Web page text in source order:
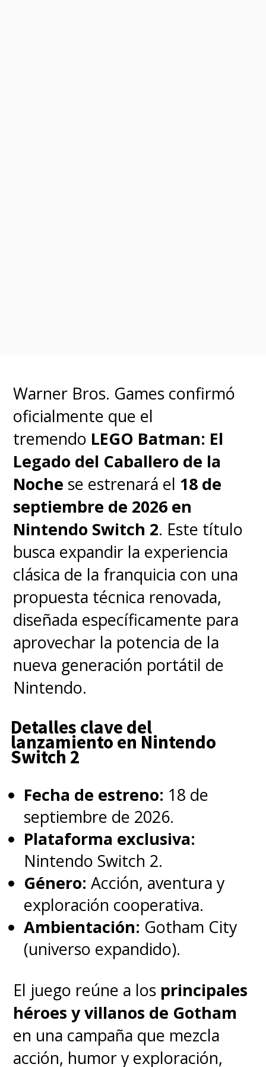
'Damian Wayne', que es el
verdadero hijo de 'Batman'
que no sabía que existía
durante los primeros ocho a
diez años de su vida. Fue
criado como un pequeño
homicida y asesino. Es mi
'Robin' preferido. Está basado
en el cómic de Grant Morrison
que es una de mis etapas
favoritas de 'Batman'. Lo
estamos preparando ahora
mismo".
Y Safran puso la guinda de la
torta: "Esto va a contar con
otros miembros de la extensa
'BatiFamilia'. Simplemente
porque sentimos que han sido
dejados fuera de las historias de
Batman en el cine durante
demasiado tiempo".
interesante es que aquella
elogiada etapa de Morrison
tuvo a "Dick Grayson" como
"Batman". Ojo ahí.
Warner Bros. Games confirmó
oficialmente que el
tremendo LEGO Batman: El
Legado del Caballero de la
Noche se estrenará el 18 de
septiembre de 2026 en
Nintendo Switch 2. Este título
busca expandir la experiencia
clásica de la franquicia con una
propuesta técnica renovada,
diseñada específicamente para
aprovechar la potencia de la
nueva generación portátil de
Nintendo.
Detalles clave del
lanzamiento en Nintendo
Switch 2
Fecha de estreno: 18 de
septiembre de 2026.
Plataforma exclusiva:
Nintendo Switch 2.
Género: Acción, aventura y
exploración cooperativa.
Ambientación: Gotham City
(universo expandido).
El juego reúne a los principales
héroes y villanos de Gotham
en una campaña que mezcla
acción, humor y exploración,